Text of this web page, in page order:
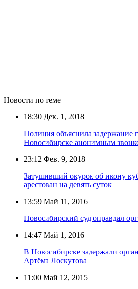
Новости по теме
18:30 Дек. 1, 2018
Полиция объяснила задержание
Новосибирске анонимным
23:12 Фев. 9, 2018
Затушивший окурок об икону
арестован на девять суток
13:59 Май 11, 2016
Новосибирский суд оправдал
14:47 Май 1, 2016
В Новосибирске задержали
Артёма Лоскутова
11:00 Май 12, 2015